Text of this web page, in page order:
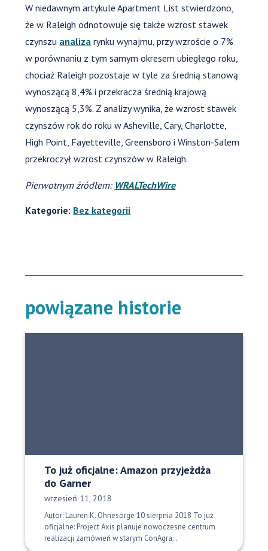
W niedawnym artykule Apartment List stwierdzono,
że w Raleigh odnotowuje się także wzrost stawek
czynszu analiza rynku wynajmu, przy wzroście o 7%
w porównaniu z tym samym okresem ubiegłego roku,
chociaż Raleigh pozostaje w tyle za średnią stanową
wynoszącą 8,4% i przekracza średnią krajową
wynoszącą 5,3%. Z analizy wynika, że wzrost stawek
czynszów rok do roku w Asheville, Cary, Charlotte,
High Point, Fayetteville, Greensboro i Winston-Salem
przekroczył wzrost czynszów w Raleigh.
Pierwotnym źródłem: WRALTechWire
Kategorie: Bez kategorii
powiązane historie
To już oficjalne: Amazon przyjeżdża
do Garner
Data opublikowania:
wrzesień 11, 2018
Autor: Lauren K. Ohnesorge 10 sierpnia 2018 To już
oficjalne: Project Axis planuje nowoczesne centrum
realizacji zamówień w starym ConAgra…